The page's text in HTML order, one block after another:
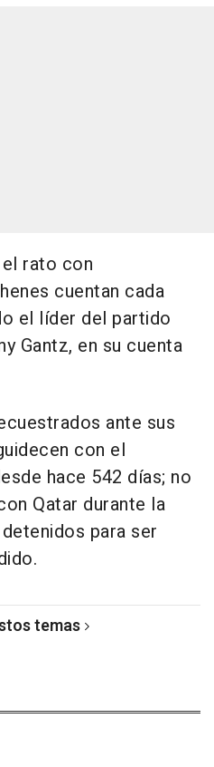
rato con
cuentan cada
el líder del partido
Gantz, en su cuenta
ante sus
con el
hace 542 días; no
Qatar durante la
para ser
temas